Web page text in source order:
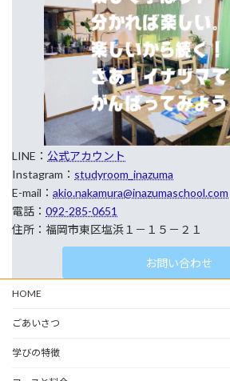
LINE： 公式アカウント
Instagram： studyroom_inazuma
E-mail： akio.nakamura@inazumaschool.com
電話： 092-285-0651
住所：福岡市東区塩浜１－１５－２１
お問い合わせ
HOME
ごあいさつ
学びの特徴